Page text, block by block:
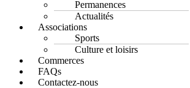
Permanences
Actualités
Associations
Sports
Culture et loisirs
Commerces
FAQs
Contactez-nous